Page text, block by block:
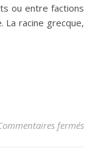
ou entre factions
La racine grecque,
ferméssur